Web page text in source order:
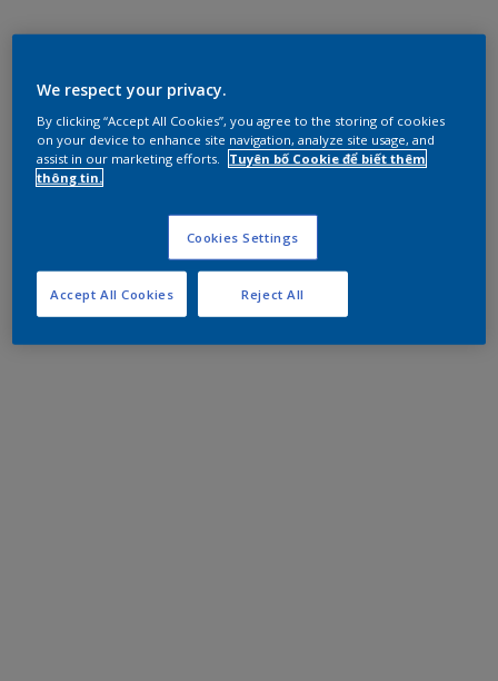
We respect your privacy.
By clicking “Accept All Cookies”, you agree to the storing of cookies
on your device to enhance site navigation, analyze site usage, and
assist in our marketing efforts.
Tuyên bố Cookie để biết thêm
thông tin.
Cookies Settings
Reject All
Accept All Cookies